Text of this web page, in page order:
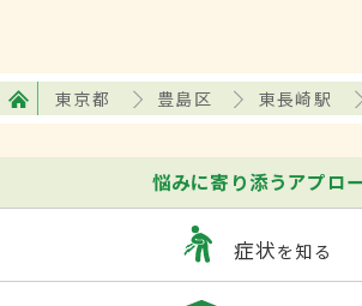
東京都 豊島区 東長崎駅
悩みに寄り添うアプロ
症状を知る